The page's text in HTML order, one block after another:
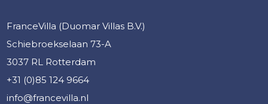
FranceVilla (Duomar Villas B.V.)
Schiebroekselaan 73-A
3037 RL Rotterdam
+31 (0)85 124 9664
info@francevilla.nl